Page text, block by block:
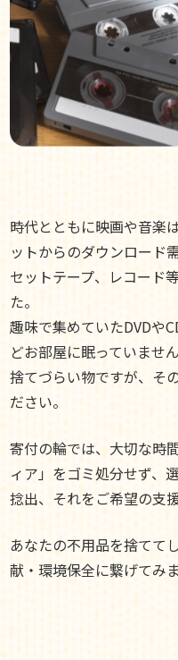
時代とともに映画や音楽
ットからのダウンロード
セットテープ、レコード
た。
趣味で集めていたDVDや
どお部屋に眠っていませ
捨てづらい物ですが、そ
ださい。
寄付の輪では、大切な時
ィア」をゴミ処分せず、
捻出、それをご希望の支
あなたの不用品を捨てて
献・環境保全に繋げてみ